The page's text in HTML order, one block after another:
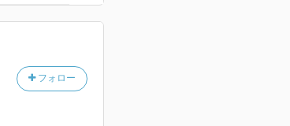
フォロー